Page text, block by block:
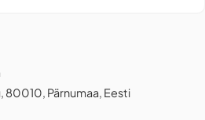
80010, Pärnumaa, Eesti